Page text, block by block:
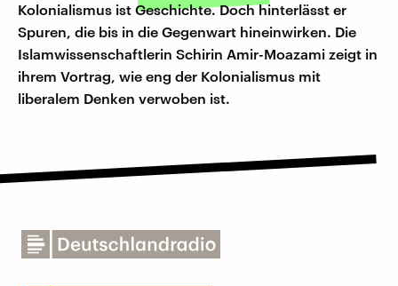
Kolonialismus ist Geschichte. Doch hinterlässt er
Spuren, die bis in die Gegenwart hineinwirken. Die
Islamwissenschaftlerin Schirin Amir-Moazami zeigt in
ihrem Vortrag, wie eng der Kolonialismus mit
liberalem Denken verwoben ist.